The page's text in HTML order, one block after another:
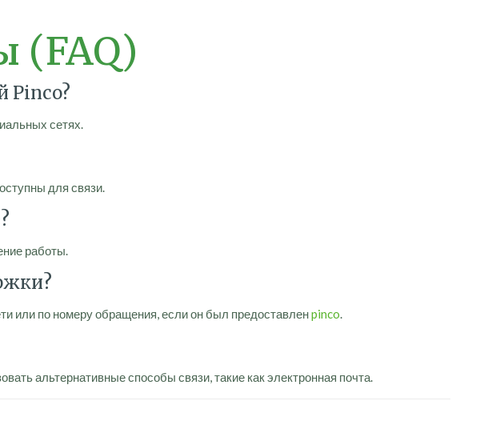
(FAQ)
Pinco?
сетях.
для связи.
работы.
или по номеру обращения, если он был предоставленpinco.
альтернативные способы связи, такие как электронная почта.